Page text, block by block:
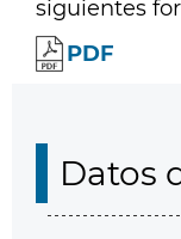
siguientes
PDF
Datos